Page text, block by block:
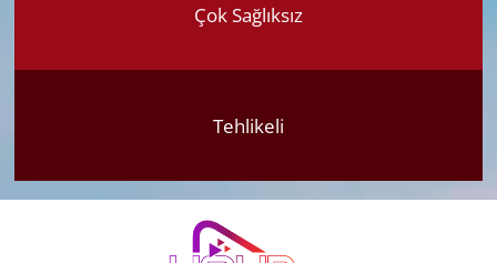
Çok Sağlıksız
Tehlikeli